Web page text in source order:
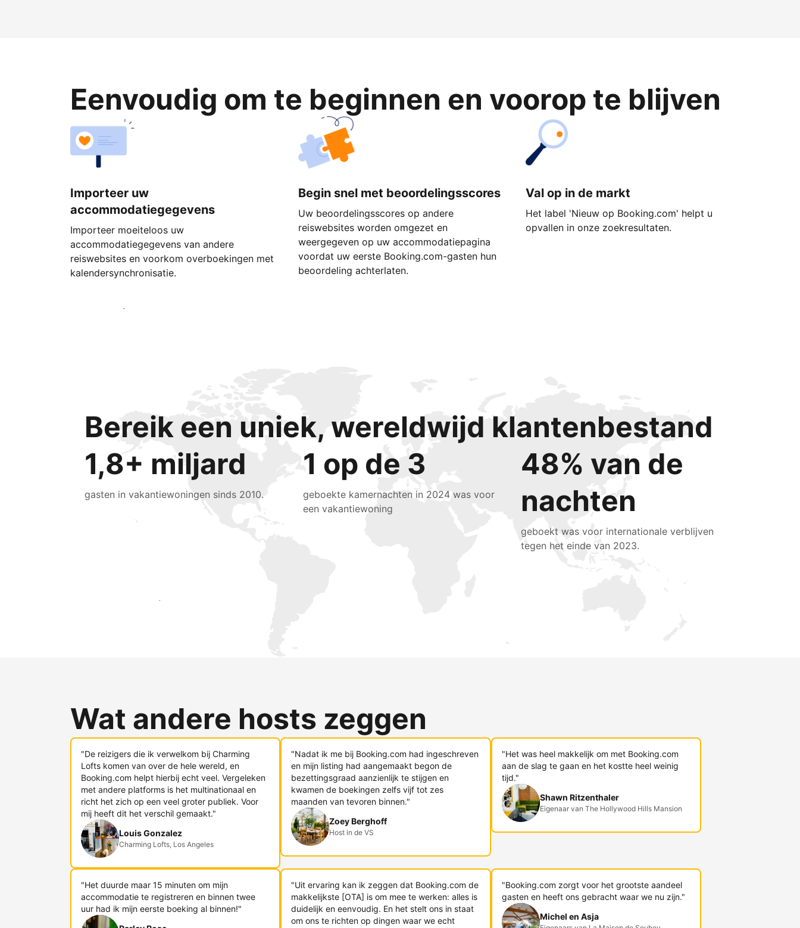
Eenvoudig om te beginnen en voorop te blijven
Importeer uw
accommodatiegegevens
Importeer moeiteloos uw
accommodatiegegevens van andere
reiswebsites en voorkom overboekingen met
kalendersynchronisatie.
Begin snel met beoordelingsscores
Uw beoordelingsscores op andere
reiswebsites worden omgezet en
weergegeven op uw accommodatiepagina
voordat uw eerste Booking.com-gasten hun
beoordeling achterlaten.
Val op in de markt
Het label 'Nieuw op Booking.com' helpt u
opvallen in onze zoekresultaten.
Begin vandaag nog
Bereik een uniek, wereldwijd klantenbestand
1,8+ miljard
gasten in vakantiewoningen sinds 2010.
1 op de 3
geboekte kamernachten in 2024 was voor
een vakantiewoning
48% van de
nachten
geboekt was voor internationale verblijven
tegen het einde van 2023.
Bereik vandaag nog nieuwe gasten
Wat andere hosts zeggen
"De reizigers die ik verwelkom bij Charming
Lofts komen van over de hele wereld, en
Booking.com helpt hierbij echt veel. Vergeleken
met andere platforms is het multinationaal en
richt het zich op een veel groter publiek. Voor
mij heeft dit het verschil gemaakt."
Louis Gonzalez
Charming Lofts, Los Angeles
"Nadat ik me bij Booking.com had ingeschreven
en mijn listing had aangemaakt begon de
bezettingsgraad aanzienlijk te stijgen en
kwamen de boekingen zelfs vijf tot zes
maanden van tevoren binnen."
Zoey Berghoff
Host in de VS
"Het was heel makkelijk om met Booking.com
aan de slag te gaan en het kostte heel weinig
tijd."
Shawn Ritzenthaler
Eigenaar van The Hollywood Hills Mansion
"Het duurde maar 15 minuten om mijn
accommodatie te registreren en binnen twee
uur had ik mijn eerste boeking al binnen!"
"Uit ervaring kan ik zeggen dat Booking.com de
makkelijkste [OTA] is om mee te werken: alles is
duidelijk en eenvoudig. En het stelt ons in staat
om ons te richten op dingen waar we echt
"Booking.com zorgt voor het grootste aandeel
gasten en heeft ons gebracht waar we nu zijn."
Michel en Asja